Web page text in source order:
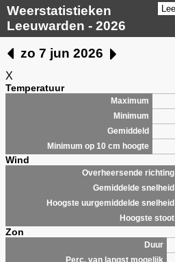
Weerstatistieken
Leeuwarden - 2026
zo 7 jun 2026
X
Temperatuur
Maximum
Minimum
Gemiddeld
Minimum op 10 cm hoogte
Wind
Overheersende richting
Gemiddelde snelheid
Hoogste uurgemiddelde snelheid
Hoogste stoot
Zon
Duur
Perc. van langst mogelijk